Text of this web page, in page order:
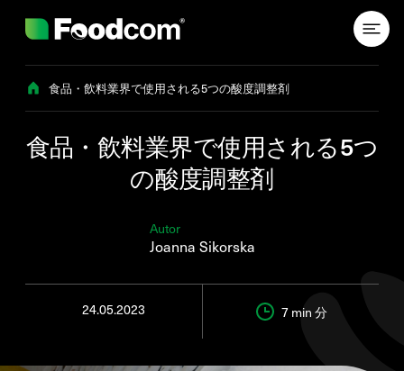
食品・飲料業界で使用される5つの酸度調整剤
食品・飲料業界で使用される5つ
の酸度調整剤
Autor
Joanna Sikorska
24.05.2023 7 min 分